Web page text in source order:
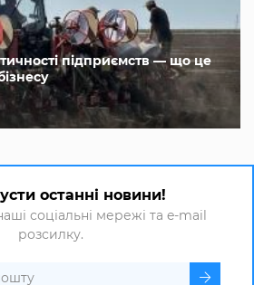
підприємств — що це
останні новини!
соціальні мережі та e-mail
розсилку.